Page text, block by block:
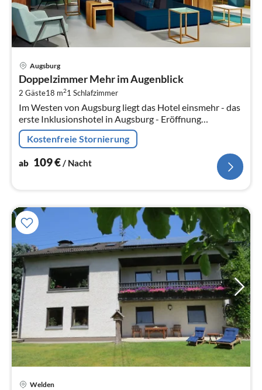
Augsburg
Doppelzimmer Mehr im Augenblick
2 Gäste18 m21 Schlafzimmer
Im Westen von Augsburg liegt das Hotel einsmehr - das
erste Inklusionshotel in Augsburg - Eröffnung
November 2020.
Kostenfreie Stornierung
ab 109€/ Nacht
Welden